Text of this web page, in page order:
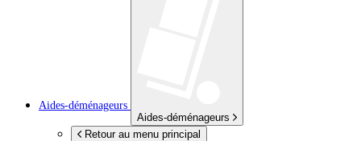
Aides-déménageurs
Aides-déménageurs
Retour au menu principal